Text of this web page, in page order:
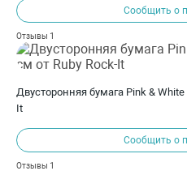
Сообщить о
Отзывы 1
Двусторонняя бумага Pink &
It
Сообщить о
Отзывы 1